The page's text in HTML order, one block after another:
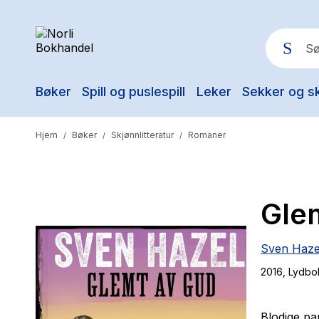
Bøker Spill og puslespill Leker Sekker og
Hjem / Bøker / Skjønnlitteratur / Romaner
Sven
2016 ,